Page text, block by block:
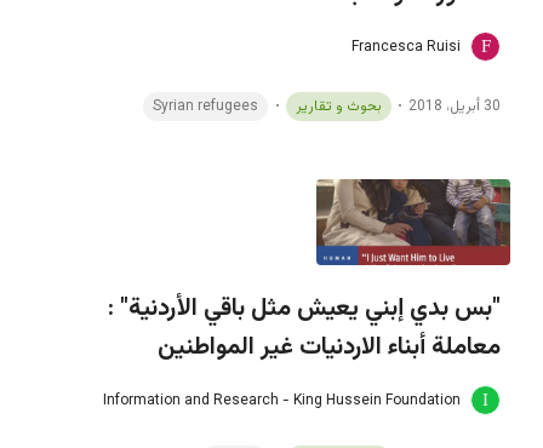
Francesca Ruisi
30 أبريل، 2018 بحوث و تقارير Syrian refugees
"بس بدي إبني يعيش مثل باقي الأردنية" :
معاملة أبناء الاردنيات غير المواطنين
Information and Research - King Hussein Foundation